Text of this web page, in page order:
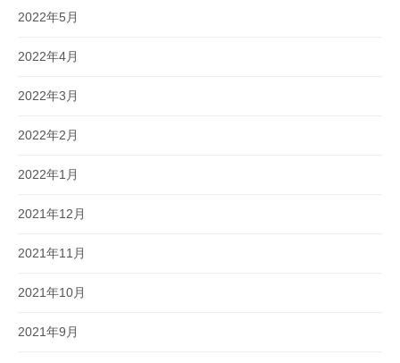
2022年5月
2022年4月
2022年3月
2022年2月
2022年1月
2021年12月
2021年11月
2021年10月
2021年9月